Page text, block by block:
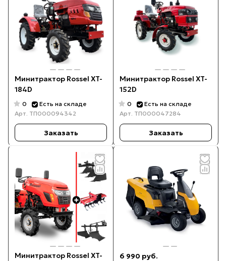
Минитрактор Rossel XT-
184D
0
Есть на складе
Арт. ТП000094342
Заказать
Минитрактор Rossel XT-
152D
0
Есть на складе
Арт. ТП000047284
Заказать
Минитрактор Rossel XT-
6 990 руб.